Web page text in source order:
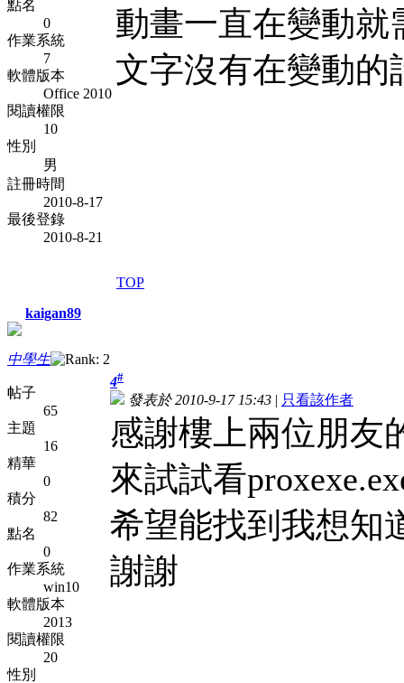
點名
0
作業系統
7
軟體版本
Office 2010
閱讀權限
10
性別
男
註冊時間
2010-8-17
最後登錄
2010-8-21
動畫一直在變動就
文字沒有在變動的
TOP
kaigan89
中學生
帖子
65
主題
16
精華
0
積分
82
點名
0
作業系統
win10
軟體版本
2013
閱讀權限
20
性別
4#
發表於 2010-9-17 15:43 | 只看該作者
感謝樓上兩位朋友
來試試看
希望能找到我想知
謝謝